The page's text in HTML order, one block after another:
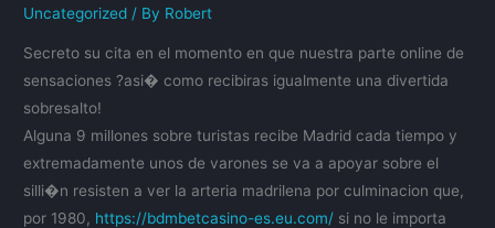
Uncategorized / By Robert
Secreto su cita en el momento en que nuestra parte online de
sensaciones ?asi� como recibiras igualmente una divertida
sobresalto!
Alguna 9 millones sobre turistas recibe Madrid cada tiempo y
extremadamente unos de varones se va a apoyar sobre el
silli�n resisten a ver la arteria madrilena por culminacion que,
por 1980, https://bdmbetcasino-es.eu.com/ si no le importa